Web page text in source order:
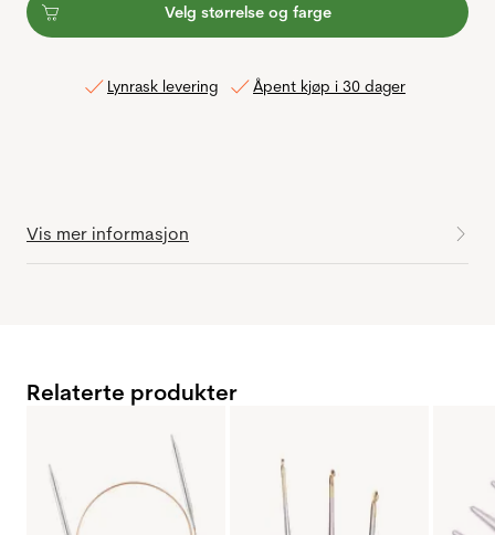
Velg størrelse og farge
Lynrask levering Åpent kjøp i 30 dager
Vis mer informasjon
Relaterte produkter